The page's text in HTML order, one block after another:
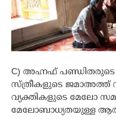
C) അഹ്നഫ് പണ്ഡിതരുടെ
സ്ത്രീകളുടെ ജമാഅത്ത്
വ്യക്തികളുടെ മേലോ
മേലോബാധ്യതയുള്ള